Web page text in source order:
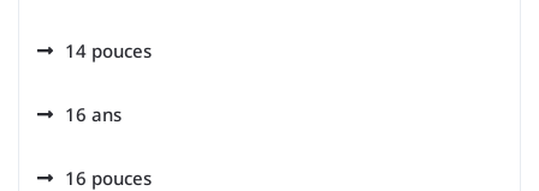
14 pouces
16 ans
16 pouces